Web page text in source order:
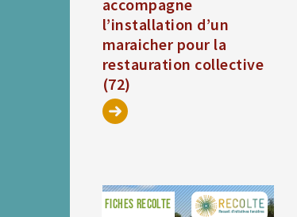
accompagne
l’installation d’un
maraicher pour la
restauration collective
(72)
FICHES RECOLTE